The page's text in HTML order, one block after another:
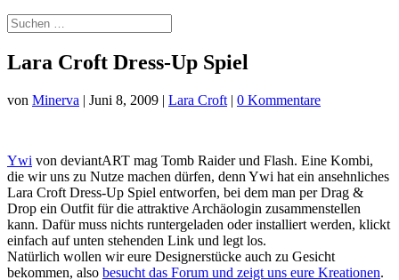
Lara Croft Dress-Up Spiel
von Minerva | Juni 8, 2009 | Lara Croft | 0 Kommentare
Ywi von deviantART mag Tomb Raider und Flash. Eine Kombi,
die wir uns zu Nutze machen dürfen, denn Ywi hat ein ansehnliches
Lara Croft Dress-Up Spiel entworfen, bei dem man per Drag &
Drop ein Outfit für die attraktive Archäologin zusammenstellen
kann. Dafür muss nichts runtergeladen oder installiert werden, klickt
einfach auf unten stehenden Link und legt los.
Natürlich wollen wir eure Designerstücke auch zu Gesicht
bekommen, also besucht das Forum und zeigt uns eure Kreationen.